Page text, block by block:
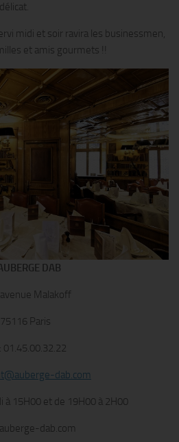
midi et soir ravira les businessmen,
et amis gourmets !!
DAB
avenue Malakoff
75116 Paris
01.45.00.32.22
dab.com
à 15H00 et de 19H00 à 2H00
dab.com